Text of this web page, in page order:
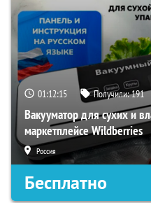
01:12:14 Получили:191
Вакууматор для сухих и
маркетплейсе Wildberries
Россия
Бесплатно